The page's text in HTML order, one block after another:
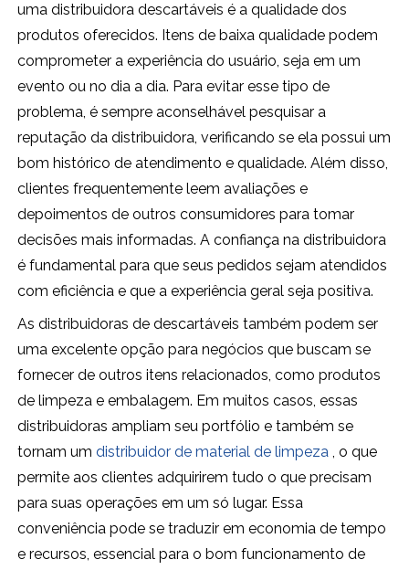
uma distribuidora descartáveis é a qualidade dos
produtos oferecidos. Itens de baixa qualidade podem
comprometer a experiência do usuário, seja em um
evento ou no dia a dia. Para evitar esse tipo de
problema, é sempre aconselhável pesquisar a
reputação da distribuidora, verificando se ela possui um
bom histórico de atendimento e qualidade. Além disso,
clientes frequentemente leem avaliações e
depoimentos de outros consumidores para tomar
decisões mais informadas. A confiança na distribuidora
é fundamental para que seus pedidos sejam atendidos
com eficiência e que a experiência geral seja positiva.
As distribuidoras de descartáveis também podem ser
uma excelente opção para negócios que buscam se
fornecer de outros itens relacionados, como produtos
de limpeza e embalagem. Em muitos casos, essas
distribuidoras ampliam seu portfólio e também se
tornam umdistribuidor de material de limpeza, o que
permite aos clientes adquirirem tudo o que precisam
para suas operações em um só lugar. Essa
conveniência pode se traduzir em economia de tempo
e recursos, essencial para o bom funcionamento de